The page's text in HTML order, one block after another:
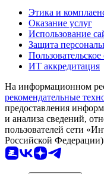
Этика и
Оказание услуг
Использование
Защита
ИТ аккредитация
На информационном
рекомендательные
предоставления
и анализа сведений,
пользователей сети
Российской Федерации)